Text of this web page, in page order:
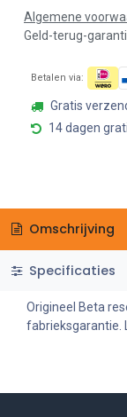
Algemene
Geld-terug-
Betalen via:
Gratis
14 dagen
Omschrijving
Specificaties
Origineel Beta
fabrieksgarantie.